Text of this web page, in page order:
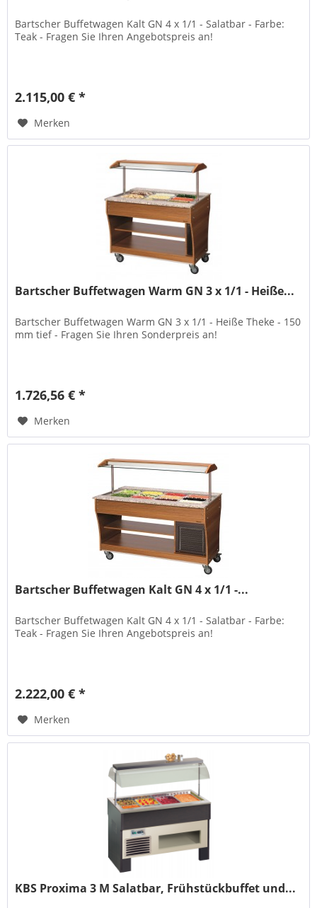
Bartscher Buffetwagen Kalt GN 4 x 1/1 - Salatbar - Farbe:
Teak - Fragen Sie Ihren Angebotspreis an!
2.115,00 € *
Merken
Bartscher Buffetwagen Warm GN 3 x 1/1 - Heiße...
Bartscher Buffetwagen Warm GN 3 x 1/1 - Heiße Theke - 150
mm tief - Fragen Sie Ihren Sonderpreis an!
1.726,56 € *
Merken
Bartscher Buffetwagen Kalt GN 4 x 1/1 -...
Bartscher Buffetwagen Kalt GN 4 x 1/1 - Salatbar - Farbe:
Teak - Fragen Sie Ihren Angebotspreis an!
2.222,00 € *
Merken
KBS Proxima 3 M Salatbar, Frühstückbuffet und...